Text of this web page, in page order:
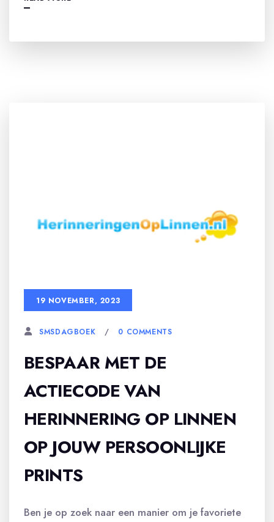
19 NOVEMBER, 2023
SMSDAGBOEK 0 COMMENTS
BESPAAR MET DE
ACTIECODE VAN
HERINNERING OP LINNEN
OP JOUW PERSOONLIJKE
PRINTS
Ben je op zoek naar een manier om je favoriete